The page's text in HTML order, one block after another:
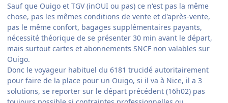
Sauf que Ouigo et TGV (inOUI ou pas) ce n'est pas la même
chose, pas les mêmes conditions de vente et d'après-vente,
pas le même confort, bagages supplémentaires payants,
nécessité théorique de se présenter 30 min avant le départ,
mais surtout cartes et abonnements SNCF non valables sur
Ouigo.
Donc le voyageur habituel du 6181 trucidé autoritairement
pour faire de la place pour un Ouigo, si il va à Nice, il a 3
solutions, se reporter sur le départ précédent (16h02) pas